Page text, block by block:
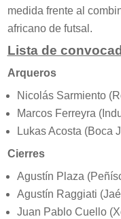
medida frente al
africano de futsal.
Lista de
Arqueros
Nicolás Sarmiento
Marcos Ferreyra
Lukas Acosta (Boca
Cierres
Agustín Plaza
Agustín Raggiati
Juan Pablo Cuello